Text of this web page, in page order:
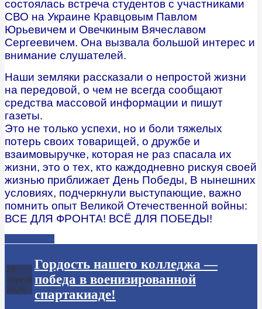
состоялась встреча студентов с участниками
СВО на Украине Кравцовым Павлом
Юрьевичем и Овечкиным Вячеславом
Сергеевичем. Она вызвала большой интерес и
внимание слушателей.
Наши земляки рассказали о непростой жизни
на передовой, о чем не всегда сообщают
средства массовой информации и пишут
газеты.
Это не только успехи, но и боли тяжелых
потерь своих товарищей, о дружбе и
взаимовыручке, которая не раз спасала их
жизни, это о тех, кто каждодневно рискуя своей
жизнью приближает День Победы, В нынешних
условиях, подчеркнули выступающие, важно
помнить опыт Великой Отечественной войны:
ВСЕ ДЛЯ ФРОНТА! ВСЁ ДЛЯ ПОБЕДЫ!
29
апреля
2026
Гордость нашего колледжа —
победа в военизированной
спартакиаде!